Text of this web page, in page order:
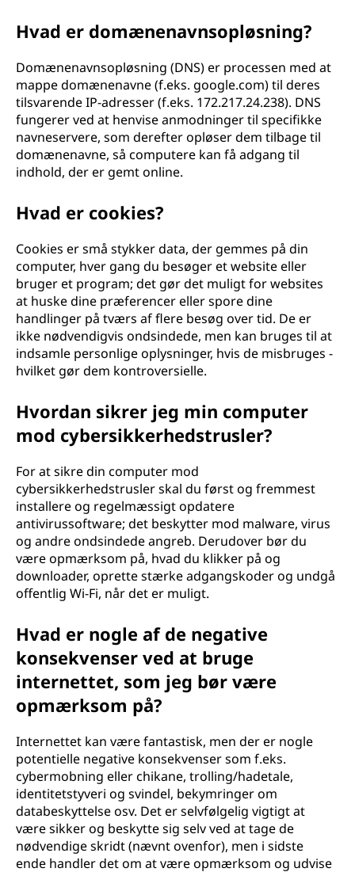
Hvad er domænenavnsopløsning?
Domænenavnsopløsning (DNS) er processen med at
mappe domænenavne (f.eks. google.com) til deres
tilsvarende IP-adresser (f.eks. 172.217.24.238). DNS
fungerer ved at henvise anmodninger til specifikke
navneservere, som derefter opløser dem tilbage til
domænenavne, så computere kan få adgang til
indhold, der er gemt online.
Hvad er cookies?
Cookies er små stykker data, der gemmes på din
computer, hver gang du besøger et website eller
bruger et program; det gør det muligt for websites
at huske dine præferencer eller spore dine
handlinger på tværs af flere besøg over tid. De er
ikke nødvendigvis ondsindede, men kan bruges til at
indsamle personlige oplysninger, hvis de misbruges -
hvilket gør dem kontroversielle.
Hvordan sikrer jeg min computer
mod cybersikkerhedstrusler?
For at sikre din computer mod
cybersikkerhedstrusler skal du først og fremmest
installere og regelmæssigt opdatere
antivirussoftware; det beskytter mod malware, virus
og andre ondsindede angreb. Derudover bør du
være opmærksom på, hvad du klikker på og
downloader, oprette stærke adgangskoder og undgå
offentlig Wi-Fi, når det er muligt.
Hvad er nogle af de negative
konsekvenser ved at bruge
internettet, som jeg bør være
opmærksom på?
Internettet kan være fantastisk, men der er nogle
potentielle negative konsekvenser som f.eks.
cybermobning eller chikane, trolling/hadetale,
identitetstyveri og svindel, bekymringer om
databeskyttelse osv. Det er selvfølgelig vigtigt at
være sikker og beskytte sig selv ved at tage de
nødvendige skridt (nævnt ovenfor), men i sidste
ende handler det om at være opmærksom og udvise